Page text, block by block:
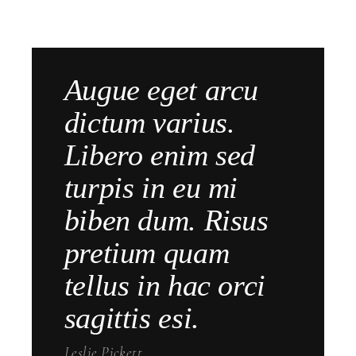
Augue eget arcu
dictum varius.
Libero enim sed
turpis in eu mi
biben dum. Risus
pretium quam
tellus in hac orci
sagittis esi.
Leslie Pickett